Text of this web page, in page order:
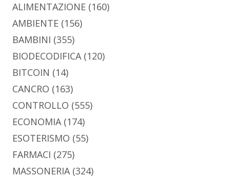
ALIMENTAZIONE (160)
AMBIENTE (156)
BAMBINI (355)
BIODECODIFICA(120)
BITCOIN (14)
CANCRO (163)
CONTROLLO (555)
ECONOMIA(174)
ESOTERISMO (55)
FARMACI (275)
MASSONERIA(324)